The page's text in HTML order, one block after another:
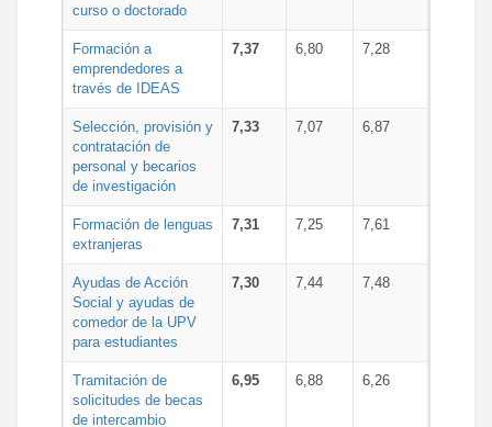
curso o doctorado
Formación a
emprendedores a
través de IDEAS
7,37 6,80 7,28
Selección, provisión y
contratación de
personal y becarios
de investigación
7,33 7,07 6,87
Formación de lenguas
extranjeras
7,31 7,25 7,61
Ayudas de Acción
Social y ayudas de
comedor de la UPV
para estudiantes
7,30 7,44 7,48
Tramitación de
solicitudes de becas
de intercambio
6,95 6,88 6,26